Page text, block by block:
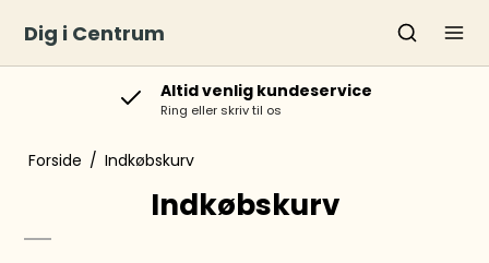
Dig i Centrum
Altid venlig kundeservice
Ring eller skriv til os
Forside / Indkøbskurv
Indkøbskurv